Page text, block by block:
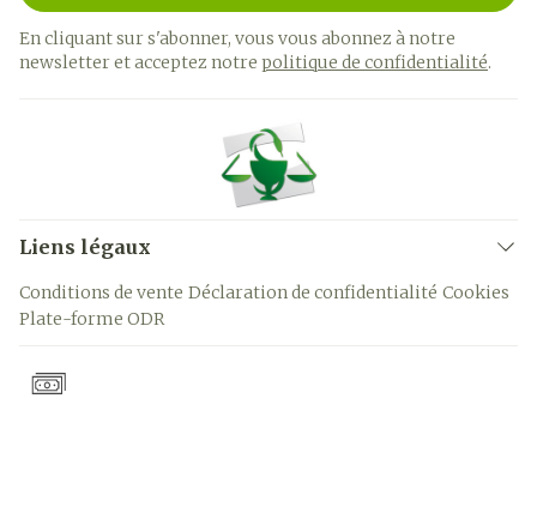
En cliquant sur s'abonner, vous vous abonnez à notre
newsletter et acceptez notre politique de confidentialité.
Liens légaux
Conditions de vente Déclaration de confidentialité Cookies
Plate-forme ODR